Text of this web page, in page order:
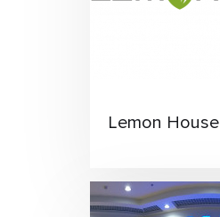
Lemon House